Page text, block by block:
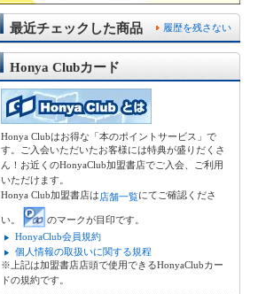
履歴を残さない
最近チェックした商品
Honya Clubカード
Honya Clubはお得な「本のポイントサービス」で
す。ご入会いただいたお客様には特典が盛りだくさ
ん！お近くのHonyaClub加盟書店でご入会、ご利用
いただけます。
Honya Club加盟書店は店舗一覧にてご確認くださ
い。
のマークが目印です。
HonyaClub会員規約
個人情報の取扱いに関する規程
※上記は加盟書店店頭で使用できるHonyaClubカー
ドの規約です。